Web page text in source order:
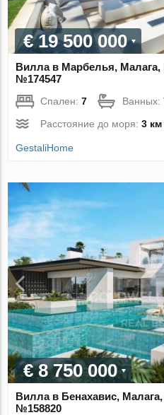
€ 19 500 000
Вилла в Марбелья, Малага,
№174547
Спален:7 Ванных:
Расстояние до моря:3 км
GestaliHome
€ 8 750 000
Вилла в Бенахавис,
№158820